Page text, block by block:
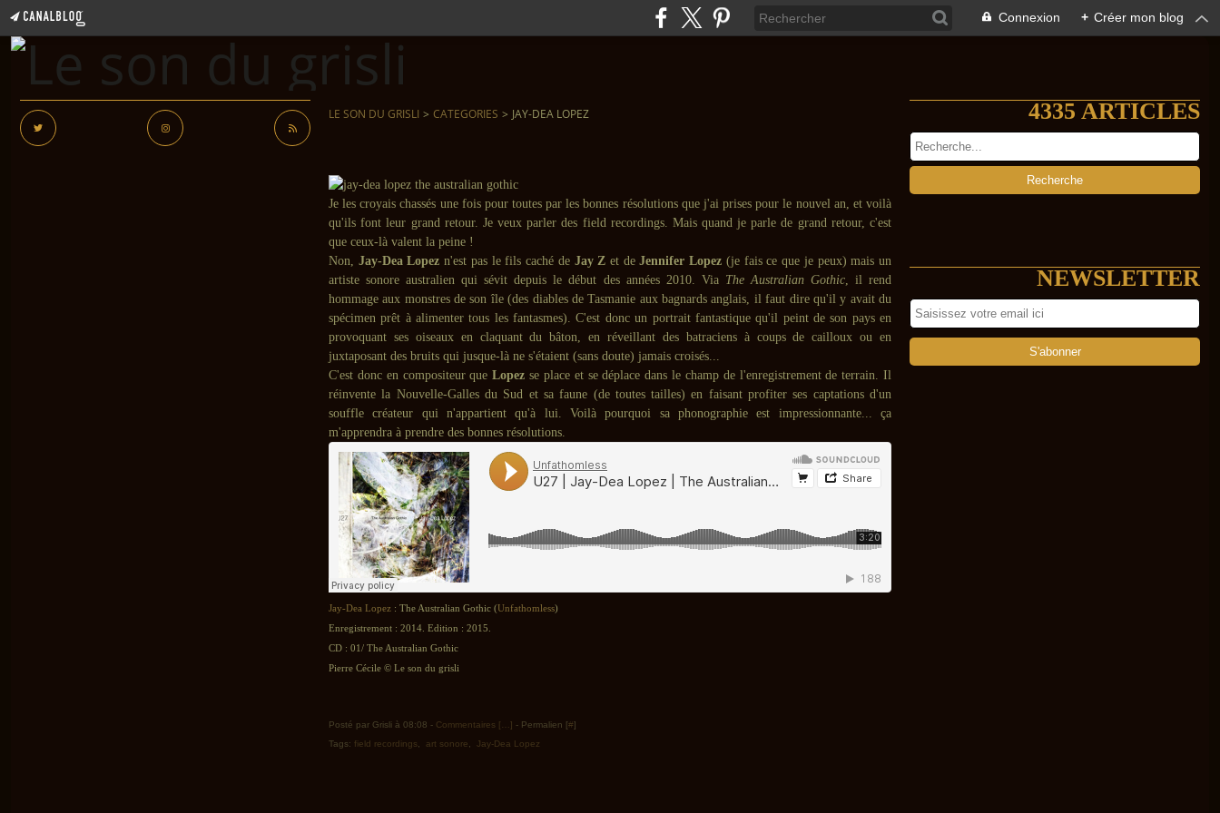
Connexion + Créer mon blog
LE SON DU GRISLI > CATEGORIES > JAY-DEA LOPEZ
Je les croyais chassés une fois pour toutes par les bonnes résolutions que j'ai prises pour le nouvel an, et voilà
qu'ils font leur grand retour. Je veux parler des field recordings. Mais quand je parle de grand retour, c'est
que ceux-là valent la peine !
Non, Jay-Dea Lopez n'est pas le fils caché de Jay Z et deJennifer Lopez (je fais ce que je peux) mais un
artiste sonore australien qui sévit depuis le début des années 2010. Via The Australian Gothic, il rend
hommage aux monstres de son île (des diables de Tasmanie aux bagnards anglais, il faut dire qu'il y avait du
spécimen prêt à alimenter tous les fantasmes). C'est donc un portrait fantastique qu'il peint de son pays en
provoquant ses oiseaux en claquant du bâton, en réveillant des batraciens à coups de cailloux ou en
juxtaposant des bruits qui jusque-là ne s'étaient (sans doute) jamais croisés...
C'est donc en compositeur queLopez se place et se déplace dans le champ de l'enregistrement de terrain. Il
réinvente la Nouvelle-Galles du Sud et sa faune (de toutes tailles) en faisant profiter ses captations d'un
souffle créateur qui n'appartient qu'à lui. Voilà pourquoi sa phonographie est impressionnante... ça
m'apprendra à prendre des bonnes résolutions.
Jay-Dea Lopez : The Australian Gothic (Unfathomless)
Enregistrement : 2014. Edition : 2015.
CD : 01/ The Australian Gothic
Pierre Cécile © Le son du grisli
Posté par Grisli à 08:08 - Commentaires [ ] - Permalien [#]
Tags: field recordings art sonore Jay-Dea Lopez
4335 ARTICLES
NEWSLETTER